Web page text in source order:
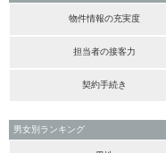
物件情報の充実度
担当者の接客力
契約手続き
男女別ランキング